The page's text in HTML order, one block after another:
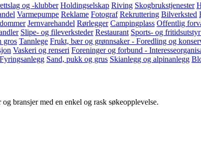
og -klubber Holdingselskap Riving Skogbrukstjenester
Varmepumpe Reklame Fotograf Rekruttering Bilverksted
Jernvarehandel Rørlegger Campingplass Offentlig
Slipe- og fileverksteder Restaurant Sports- og
gros Tannlege Frukt, bær og grønnsaker - Foredling og
Vaskeri og renseri Foreninger og forbund -
Fyringsanlegg Sand, pukk og grus Skianlegg og alpinanlegg
bransjer med en enkel og rask søkeopplevelse.